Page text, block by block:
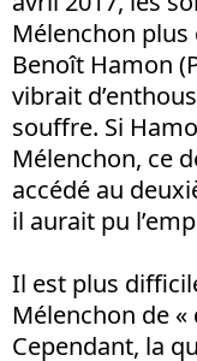
Mélenchon plus
Benoît Hamon
vibrait
souffre. Si
Mélenchon, ce
accédé au
il aurait pu
Il est plus
Mélenchon de «
Cependant, la